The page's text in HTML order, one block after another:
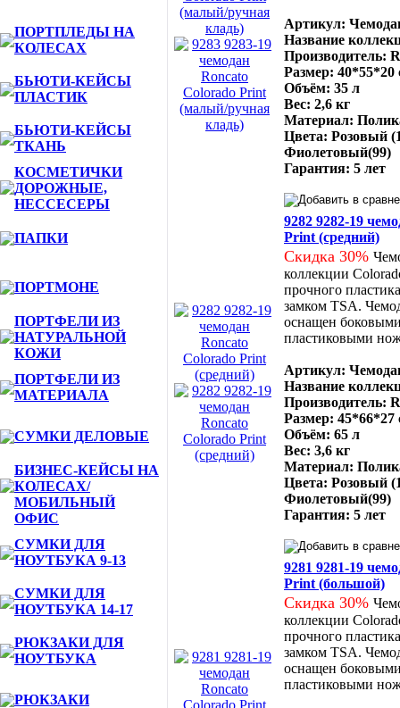
ПОРТПЛЕДЫ НА
КОЛЕСАХ
БЬЮТИ-КЕЙСЫ
ПЛАСТИК
БЬЮТИ-КЕЙСЫ
ТКАНЬ
КОСМЕТИЧКИ
ДОРОЖНЫЕ,
НЕССЕСЕРЫ
ПАПКИ
ПОРТМОНЕ
ПОРТФЕЛИ ИЗ
НАТУРАЛЬНОЙ
КОЖИ
ПОРТФЕЛИ ИЗ
МАТЕРИАЛА
СУМКИ ДЕЛОВЫЕ
БИЗНЕС-КЕЙСЫ НА
КОЛЕСАХ/
МОБИЛЬНЫЙ
ОФИС
СУМКИ ДЛЯ
НОУТБУКА 9-13
СУМКИ ДЛЯ
НОУТБУКА 14-17
РЮКЗАКИ ДЛЯ
НОУТБУКА
РЮКЗАКИ
Артикул:
Название
Производитель:
Размер: 40*55*20
Объём: 35 л
Вес: 2,6 кг
Материал:
Цвета: Розовый
Фиолетовый(99)
Гарантия: 5 лет
9282 9282-19
Print (средний)
Скидка 30%
коллекции
прочного
замком TSA.
оснащен
пластиковыми
Артикул:
Название
Производитель:
Размер: 45*66*27
Объём: 65 л
Вес: 3,6 кг
Материал:
Цвета: Розовый
Фиолетовый(99)
Гарантия: 5 лет
9281 9281-19
Print (большой)
Скидка 30%
коллекции
прочного
замком TSA.
оснащен
пластиковыми